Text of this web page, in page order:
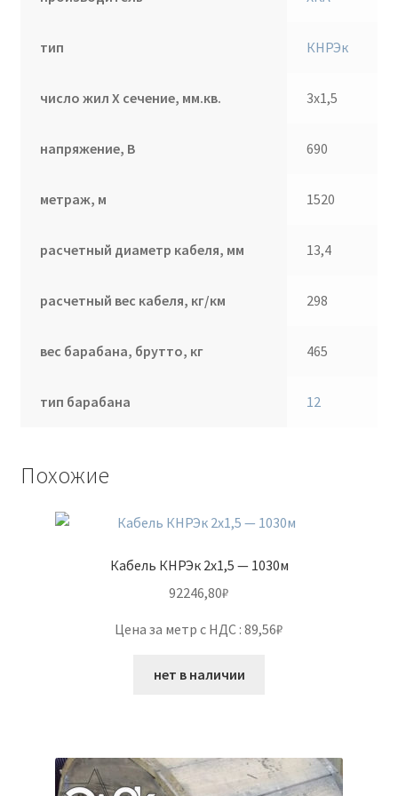
тип КНРЭк
число жил Х сечение, мм.кв. 3х1,5
напряжение, В 690
метраж, м 1520
расчетный диаметр кабеля, мм 13,4
расчетный вес кабеля, кг/км 298
вес барабана, брутто, кг 465
тип барабана 12
Похожие
Кабель КНРЭк 2х1,5 — 1030м
92246,80₽
Цена за метр с НДС : 89,56₽
нет в наличии